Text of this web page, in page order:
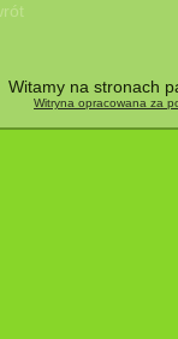
Witamy na stronach
Witryna opracowana za